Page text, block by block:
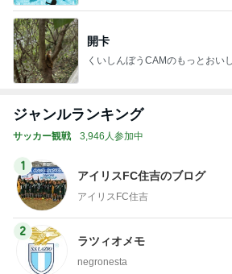
開卡
くいしんぼうCAMのもっとおい
ジャンルランキング
サッカー観戦 3,946人参加中
1
アイリスFC住吉のブログ
アイリスFC住吉
2
ラツィオメモ
negronesta